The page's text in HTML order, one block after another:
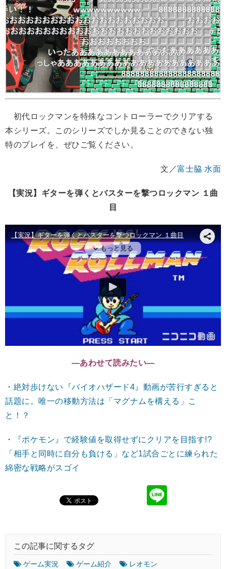
初代ロックマンを特殊なコントローラーでクリアする
本シリーズ。このシリーズでしか見ることのできない独
特のプレイを、ぜひご覧ください。
文／富士脇 水面
【実況】ギターを弾くとバスターを撃つロックマン １曲
目
―あわせて読みたい―
・ 絶対歩けない『バイオハザード4』動画が苦行すぎると
話題に。唯一の移動方法は「マグナムを構える」こ
と！？
・
『ポケモン』で経験値を取得せずにクリアを目指す!?
「相手と同時に自分も負ける」など1試合ごとに練られた
綿密な戦略がスゴイ
この記事に関するタグ
ゲーム実況 ゲーム紹介
レオモン